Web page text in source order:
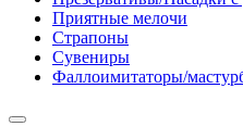
Приятные мелочи
Страпоны
Сувениры
Фаллоимитаторы/